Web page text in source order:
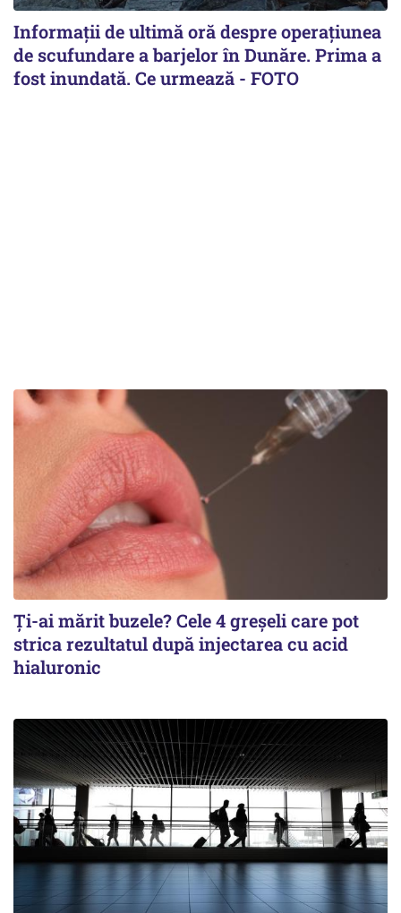
Informații de ultimă oră despre operațiunea
de scufundare a barjelor în Dunăre. Prima a
fost inundată. Ce urmează - FOTO
Ți-ai mărit buzele? Cele 4 greșeli care pot
strica rezultatul după injectarea cu acid
hialuronic